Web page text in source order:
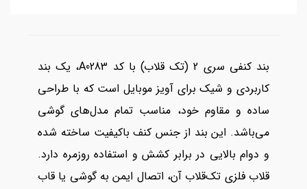
بند کنفی سری 2 (تک قلاب) با کد A0283، یک بند
کاربردی و شیک برای آویز موبایل است که با طراحی
ساده و مقاوم خود، مناسب تمام مدل‌های گوشی
می‌باشد. این بند از جنس کنف باکیفیت ساخته شده
و دوام بالایی در برابر کشش و استفاده روزمره دارد.
قلاب فلزی تک‌قلاب آن، اتصال ایمن به گوشی یا قاب